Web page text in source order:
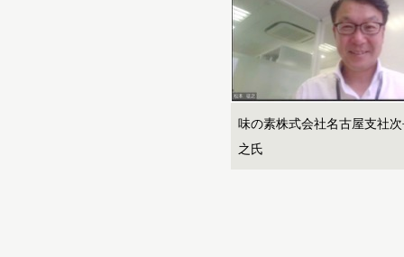
味の素株式会社名古屋支社
之氏